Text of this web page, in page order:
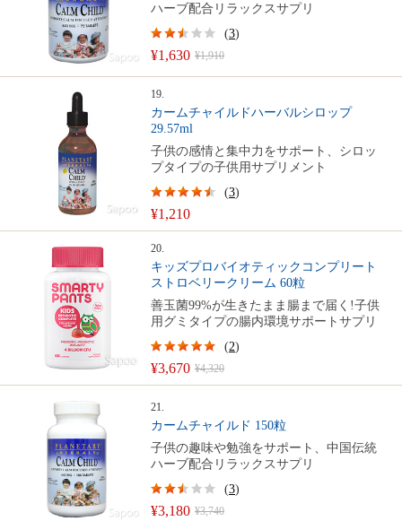
ハーブ配合リラックスサプリ
¥1,630 ¥1,910
(3)
19.
カームチャイルドハーバルシロップ
29.57ml
子供の感情と集中力をサポート、シロッ
プタイプの子供用サプリメント
¥1,210
(3)
20.
キッズプロバイオティックコンプリート
ストロベリークリーム 60粒
善玉菌99%が生きたまま腸まで届く!子供
用グミタイプの腸内環境サポートサプリ
¥3,670 ¥4,320
(2)
21.
カームチャイルド 150粒
子供の趣味や勉強をサポート、中国伝統
ハーブ配合リラックスサプリ
¥3,180 ¥3,740
(3)